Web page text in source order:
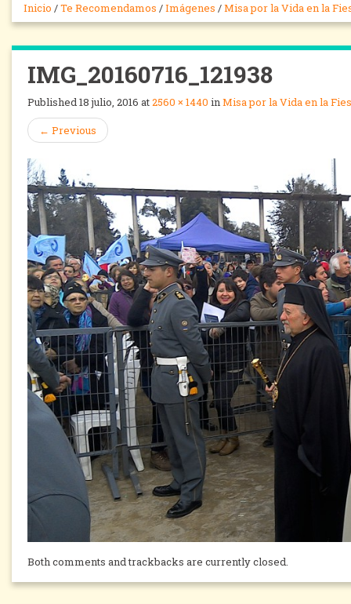
Inicio /Te Recomendamos /Imágenes /Misa por la Vida en la
IMG_20160716_121938
Published18 julio, 2016 at2560 × 1440 inMisa por la Vida en la
← Previous
Both comments and trackbacks are currently closed.